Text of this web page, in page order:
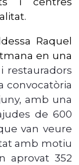
Raquel
en una
restauradors
convocatòria
amb una
de 600
van veure
amb motiu
aprovat 352